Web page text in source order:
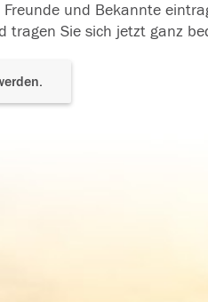
und Bekannte
tragen Sie sich jetzt ganz